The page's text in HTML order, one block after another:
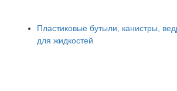
Пластиковые бутыли, канистры,
для жидкостей